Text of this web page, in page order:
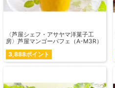
〈芦屋シェフ・アサヤマ洋菓子工
房〉芦屋マンゴーパフェ（A-M3R）
3,888ポイント